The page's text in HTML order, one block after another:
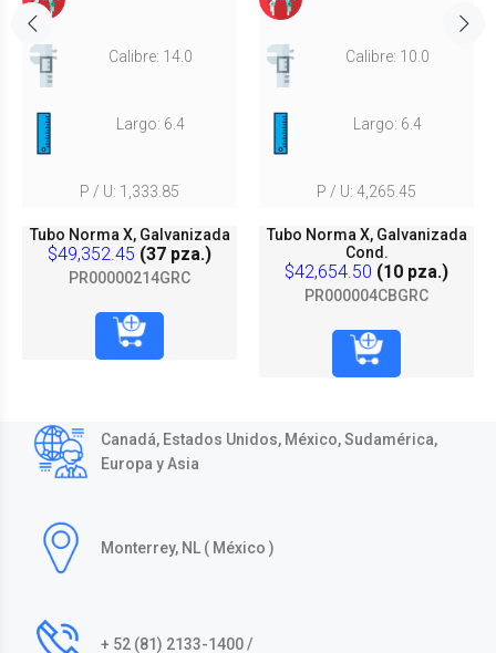
Calibre: 14.0
Largo: 6.4
P / U: 1,333.85
Tubo Norma X, Galvanizada
$49,352.45 (37 pza.)
PR00000214GRC
Calibre: 10.0
Largo: 6.4
P / U: 4,265.45
Tubo Norma X, Galvanizada
Cond.
$42,654.50 (10 pza.)
PR000004CBGRC
Canadá, Estados Unidos, México, Sudamérica,
Europa y Asia
Monterrey, NL ( México )
+ 52 (81) 2133-1400 /